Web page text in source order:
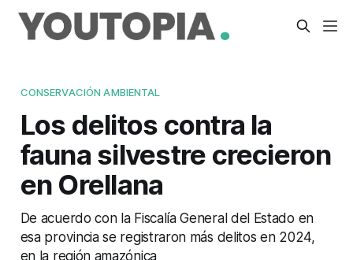
CONSERVACIÓN AMBIENTAL
Los delitos contra la
fauna silvestre crecieron
en Orellana
De acuerdo con la Fiscalía General del Estado en
esa provincia se registraron más delitos en 2024,
en la región amazónica